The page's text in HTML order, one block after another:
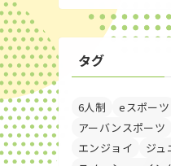
タグ
6人制 eスポーツ
アーバンスポーツ
エンジョイ
ジュ